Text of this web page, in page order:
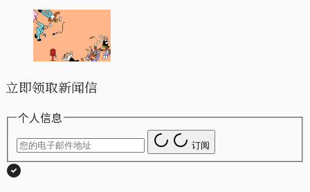
立即领取新闻信
个人信息
订阅